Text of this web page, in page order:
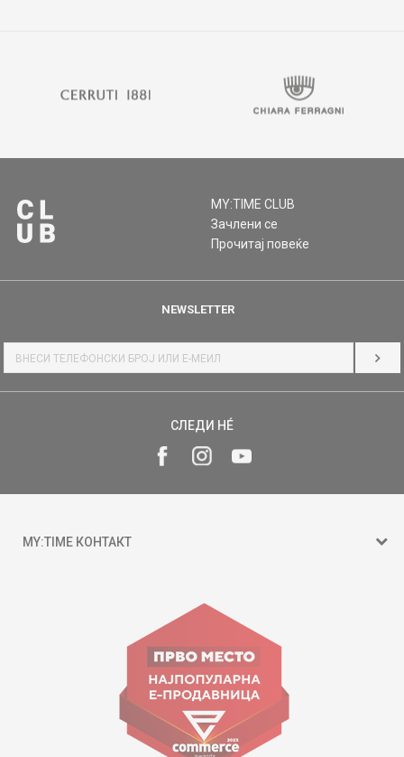
MY:TIME CLUB
Зачлени се
Прочитај повеќе
NEWSLETTER
СЛЕДИ НÉ
MY:TIME КОНТАКТ
ул. Гоце Николовски бр.74 Скопје
contact@mytime.mk
Работно време:
09:00 до 17:00